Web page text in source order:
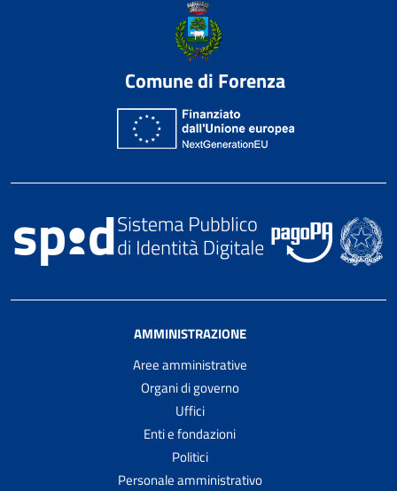
Comune di Forenza
AMMINISTRAZIONE
Aree amministrative
Organi di governo
Uffici
Enti e fondazioni
Politici
Personale amministrativo